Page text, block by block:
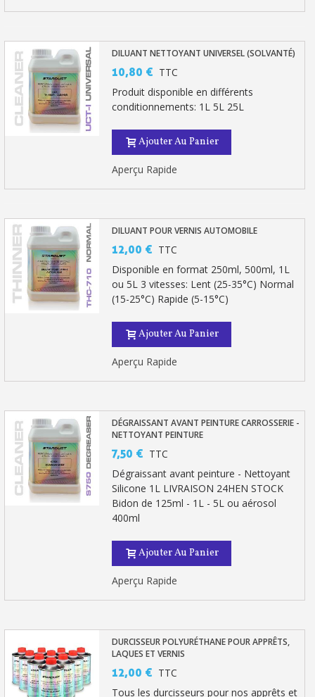
DILUANT NETTOYANT UNIVERSEL (SOLVANTÉ)
10,80 € TTC
Produit disponible en différents
conditionnements: 1L 5L 25L
Ajouter Au Panier
Aperçu Rapide
DILUANT POUR VERNIS AUTOMOBILE
12,00 € TTC
Disponible en format 250ml, 500ml, 1L
ou 5L 3 vitesses: Lent (25-35°C) Normal
(15-25°C) Rapide (5-15°C)
Ajouter Au Panier
Aperçu Rapide
DÉGRAISSANT AVANT PEINTURE CARROSSERIE -
NETTOYANT PEINTURE
7,50 € TTC
Dégraissant avant peinture - Nettoyant
Silicone 1L LIVRAISON 24HEN STOCK
Bidon de 125ml - 1L - 5L ou aérosol
400ml
Ajouter Au Panier
Aperçu Rapide
DURCISSEUR POLYURÉTHANE POUR APPRÊTS,
LAQUES ET VERNIS
12,00 € TTC
Tous les durcisseurs pour nos apprêts et